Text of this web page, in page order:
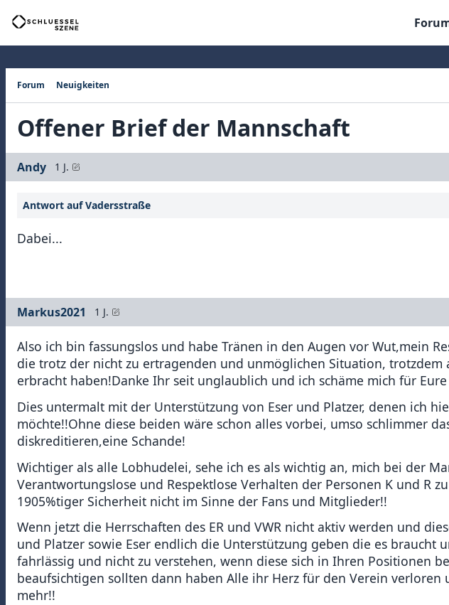
Forum Neuigkeiten
Offener Brief der Mannschaft
Andy 1 J.
Antwort auf Vadersstraße
Dabei...
Markus2021 1 J.
Also ich bin fassungslos und habe Tränen in den Augen vor Wut,mein
die trotz der nicht zu ertragenden und unmöglichen Situation, trotzdem
erbracht haben!Danke Ihr seit unglaublich und ich schäme mich für
Dies untermalt mit der Unterstützung von Eser und Platzer, denen ich
möchte!!Ohne diese beiden wäre schon alles vorbei, umso schlimmer
diskreditieren,eine Schande!
Wichtiger als alle Lobhudelei, sehe ich es als wichtig an, mich bei der
Verantwortungslose und Respektlose Verhalten der Personen K und R
1905%tiger Sicherheit nicht im Sinne der Fans und Mitglieder!!
Wenn jetzt die Herrschaften des ER und VWR nicht aktiv werden und
und Platzer sowie Eser endlich die Unterstützung geben die es braucht
fahrlässig und nicht zu verstehen, wenn diese sich in Ihren Positionen
beaufsichtigen sollten dann haben Alle ihr Herz für den Verein verloren
mehr!!